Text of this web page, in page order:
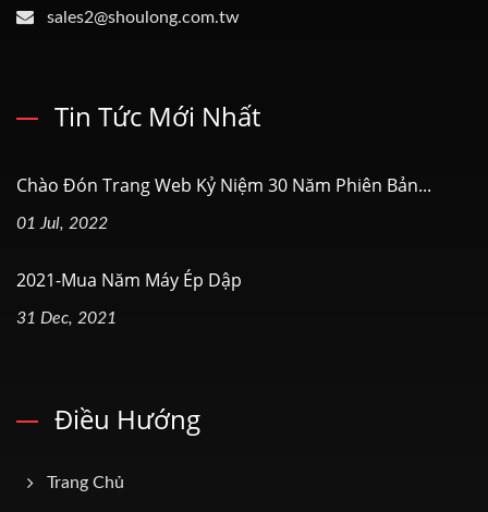
sales2@shoulong.com.tw
Tin Tức Mới Nhất
Chào Đón Trang Web Kỷ Niệm 30 Năm Phiên Bản...
01 Jul, 2022
2021-Mua Năm Máy Ép Dập
31 Dec, 2021
Điều Hướng
Trang Chủ